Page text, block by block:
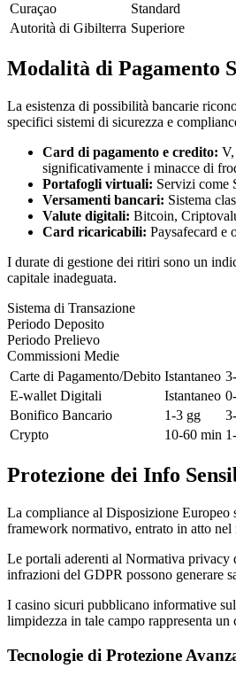
Curaçao
Standard
Autorità di Gibilterra Superiore
Modalità di Pagamento
La esistenza di possibilità bancarie
specifici sistemi di sicurezza e
Card di pagamento e credito:
significativamente i minacce di
Portafogli virtuali: Servizi come
Versamenti bancari: Sistema
Valute digitali: Bitcoin,
Card ricaricabili: Paysafecard e
I durate di gestione dei ritiri sono un
capitale inadeguata.
Sistema di Transazione
Periodo Deposito
Periodo Prelievo
Commissioni Medie
Carte di Pagamento/Debito Istantaneo
E-wallet Digitali
Istantaneo
Bonifico Bancario
1-3 gg
Crypto
10-60 min
Protezione dei Info
La compliance al Disposizione
framework normativo, entrato in atto
Le portali aderenti al Normativa privacy
infrazioni del GDPR possono generare
I casino sicuri pubblicano informative
limpidezza in tale campo rappresenta
Tecnologie di Protezione